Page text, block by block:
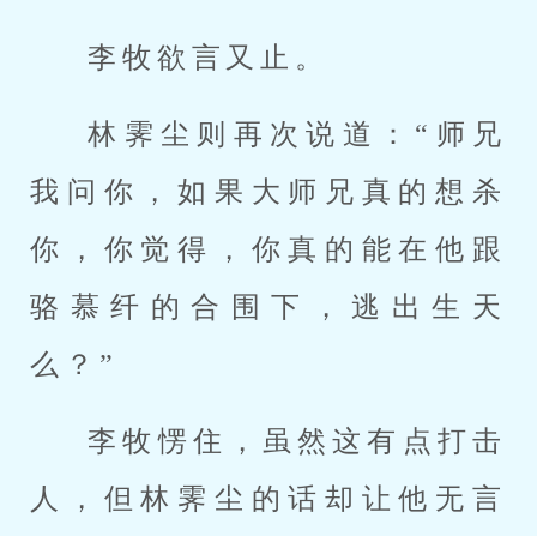
李牧欲言又止。
林霁尘则再次说道：“师兄
我问你，如果大师兄真的想杀
你，你觉得，你真的能在他跟
骆慕纤的合围下，逃出生天
么？”
李牧愣住，虽然这有点打击
人，但林霁尘的话却让他无言